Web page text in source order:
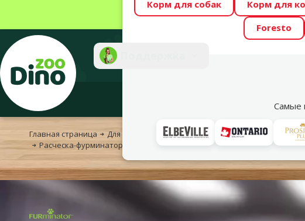
Весь месяц Dino Zoo
Фотоконкурс “GADA
Корм для собак Корм для
Foresto
Самые
Главная страница Для собак Уход и гигиена Средства по уходу за
Расческа-фурминатор для собак - FURminator deShedding tool Limited